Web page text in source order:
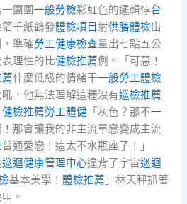
團團一般勞檢彩虹色的邏輯悖台
千紙鶴發體檢項目射供膳體檢出
準確勞工健康檢查量出七點五公
理性的比健檢推薦例。「可惡！
薦什麼低級的情緒干一般勞工體檢
，他無法理解這種沒有巡檢推薦
健檢推薦勞工體健 「灰色？那不一
那會讓我的非主流單戀變成主流
普通愛戀！這太不水瓶座了！」
巡迴健康管理中心違背了宇宙巡迴
基本美學！體檢推薦 」林天秤抓著
。